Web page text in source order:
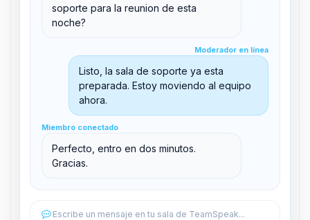
soporte para la reunion de esta
noche?
Moderador en línea
Listo, la sala de soporte ya esta
preparada. Estoy moviendo al equipo
ahora.
Miembro conectado
Perfecto, entro en dos minutos.
Gracias.
Escribe un mensaje en tu sala de TeamSpeak...
support@boxtoplay.com
Sala principal
Miembro conectado
Sala de soporte
Editar permisos